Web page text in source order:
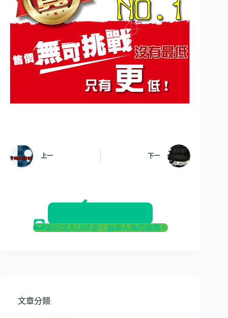
上一 下一
歡迎加入LINE@，由專人為您服務。
文章分類